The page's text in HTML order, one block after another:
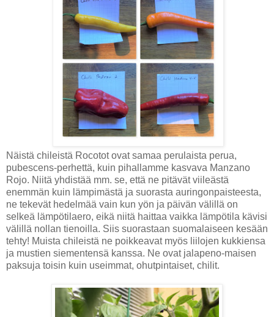
Näistä chileistä Rocotot ovat samaa perulaista perua,
pubescens-perhettä, kuin pihallamme kasvava Manzano
Rojo. Niitä yhdistää mm. se, että ne pitävät viileästä
enemmän kuin lämpimästä ja suorasta auringonpaisteesta,
ne tekevät hedelmää vain kun yön ja päivän välillä on
selkeä lämpötilaero, eikä niitä haittaa vaikka lämpötila kävisi
välillä nollan tienoilla. Siis suorastaan suomalaiseen kesään
tehty! Muista chileistä ne poikkeavat myös liilojen kukkiensa
ja mustien siementensä kanssa. Ne ovat jalapeno-maisen
paksuja toisin kuin useimmat, ohutpintaiset, chilit.